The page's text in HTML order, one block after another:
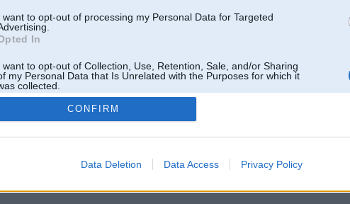
want to opt-out of processing my Personal Data for Targeted
In
want to opt-out of Collection, Use, Retention, Sale, and/or Sharing
my Personal Data that Is Unrelated with the Purposes for which it
collected.
Out
CONFIRM
Data Deletion Data Access Privacy Policy
auto klubs un nav saistīts ar